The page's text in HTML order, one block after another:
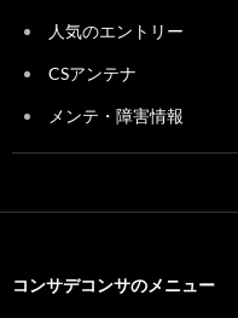
人気のエントリー
CSアンテナ
メンテ・障害情報
コンサデコンサのメニュー